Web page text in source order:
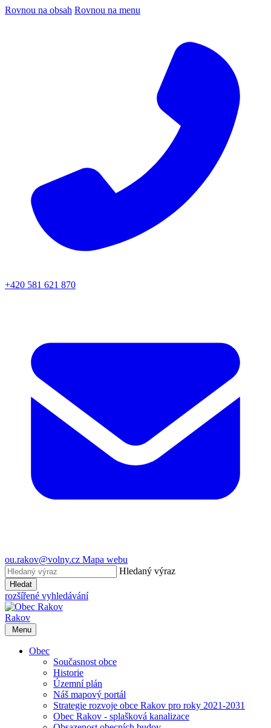
Rovnou na obsah Rovnou na menu
+420 581 621 870
ou.rakov@volny.cz Mapa webu
Hledaný výraz
Hledat
rozšířené vyhledávání
Rakov
Menu
Obec
Současnost obce
Historie
Územní plán
Náš mapový portál
Strategie rozvoje obce Rakov pro roky 2021-2031
Obec Rakov - splašková kanalizace